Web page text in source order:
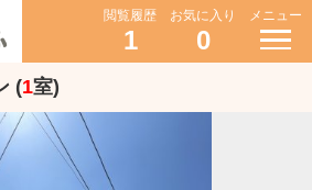
閲覧履歴
1
お気に入り
0
メニュー
(1室)